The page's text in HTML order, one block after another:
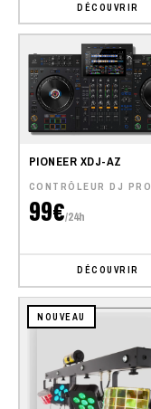
DÉCOUVRIR
PIONEER XDJ-AZ
CONTRÔLEUR DJ PRO
99€/24h
DÉCOUVRIR
NOUVEAU